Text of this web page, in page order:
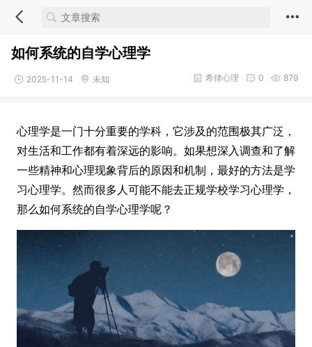
如何系统的自学心理学
2025-11-14 未知 879
0
希律心理
心理学是一门十分重要的学科，它涉及的范围极其广泛，
对生活和工作都有着深远的影响。如果想深入调查和了解
一些精神和心理现象背后的原因和机制，最好的方法是学
习心理学。然而很多人可能不能去正规学校学习心理学，
那么如何系统的自学心理学呢？